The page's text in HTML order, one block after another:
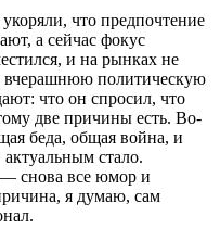
что предпочтение
а сейчас фокус
и на рынках не
вчерашнюю политическую
что он спросил, что
две причины есть. Во-
беда, общая война, и
стало.
— снова все юмор и
я думаю, сам